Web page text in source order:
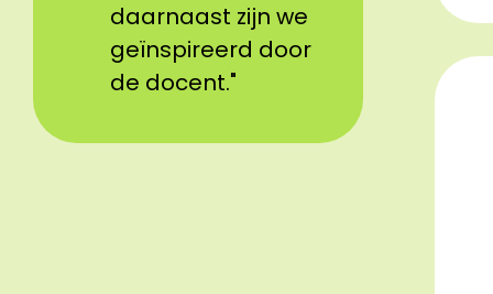
daarnaast zijn we
geïnspireerd door
de docent."